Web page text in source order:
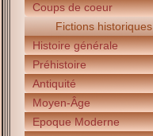
Coups de coeur
Fictions historiques
Histoire générale
Préhistoire
Antiquité
Moyen-Âge
Epoque Moderne